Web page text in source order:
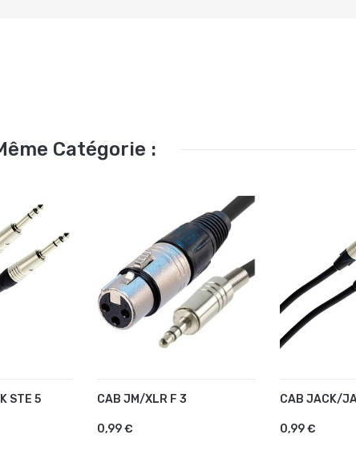
Catégorie :
STE 5
PANIER CAB JM/XLR F 3
0,99 €
AJOUTER AU PANIER CAB JACK/
0,99 €
AJOUTER